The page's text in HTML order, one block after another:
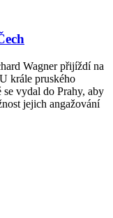
Wagner přijíždí na
krále pruského
vydal do Prahy, aby
jejich angažování